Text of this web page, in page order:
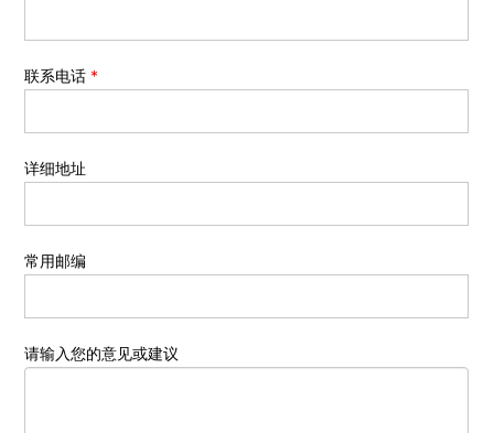
联系电话 *
详细地址
常用邮编
请输入您的意见或建议